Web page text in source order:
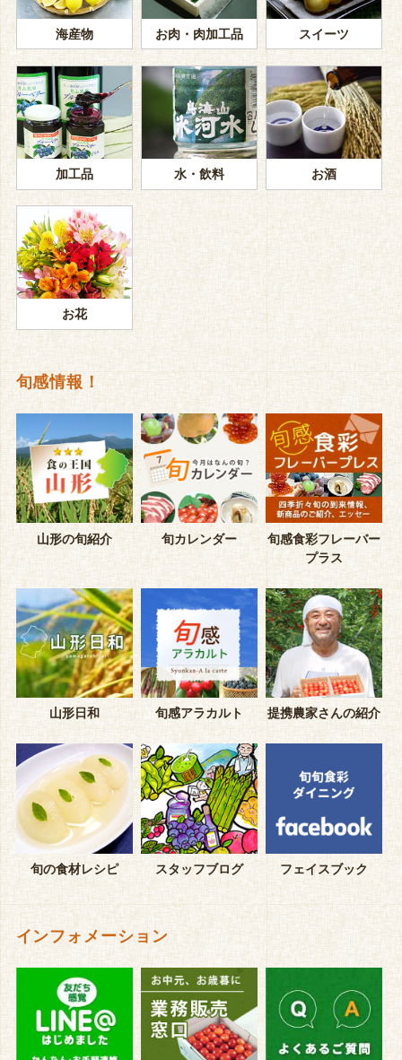
海産物 お肉・肉加工品 スイーツ
加工品 水・飲料 お酒
お花
旬感情報！
山形の旬紹介 旬カレンダー
旬感食彩フレーバー
プラス
山形日和 旬感アラカルト 提携農家さんの紹介
旬の食材レシピ スタッフブログ フェイスブック
インフォメーション